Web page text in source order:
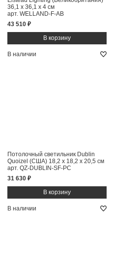
36,1 x 36,1 x 4 см
арт. WELLAND-F-AB
43 510 ₽
В наличии
Потолочный светильник Dublin
Quoizel (США) 18,2 x 18,2 x 20,5 см
арт. QZ-DUBLIN-SF-PC
31 630 ₽
В наличии